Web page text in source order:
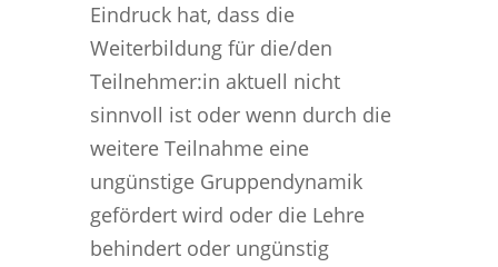
Eindruck hat, dass die
Weiterbildung für die/den
Teilnehmer:in aktuell nicht
sinnvoll ist oder wenn durch die
weitere Teilnahme eine
ungünstige Gruppendynamik
gefördert wird oder die Lehre
behindert oder ungünstig